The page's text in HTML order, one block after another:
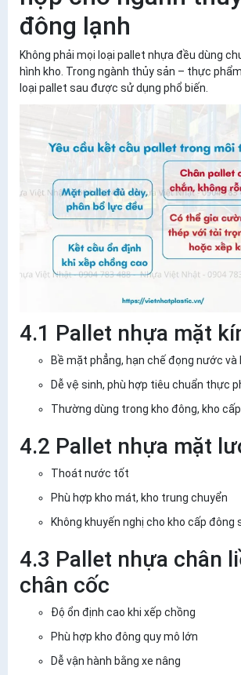
đông lạnh
Không phải mọi loại pallet nhựa đều dùng
hình kho. Trong ngành thủy sản – thực
loại pallet sau được sử dụng phổ biến.
4.1 Pallet nhựa mặt
Bề mặt phẳng, hạn chế đọng nước và
Dễ vệ sinh, phù hợp tiêu chuẩn thực
Thường dùng trong kho đông, kho
4.2 Pallet nhựa mặt
Thoát nước tốt
Phù hợp kho mát, kho trung chuyển
Không khuyến nghị cho kho cấp đông
4.3 Pallet nhựa chân
chân cốc
Độ ổn định cao khi xếp chồng
Phù hợp kho đông quy mô lớn
Dễ vận hành bằng xe nâng